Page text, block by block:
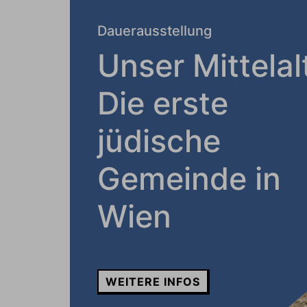
Dauerausstellung
Unser
Die erste
jüdische
Gemeinde in
Wien
WEITERE INFOS